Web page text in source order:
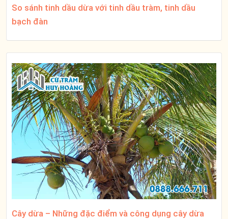
So sánh tinh dầu dừa với tinh dầu tràm, tinh dầu
bạch đàn
Cây dừa – Những đặc điểm và công dụng cây dừa